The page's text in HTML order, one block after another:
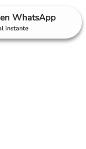
WhatsApp
instante